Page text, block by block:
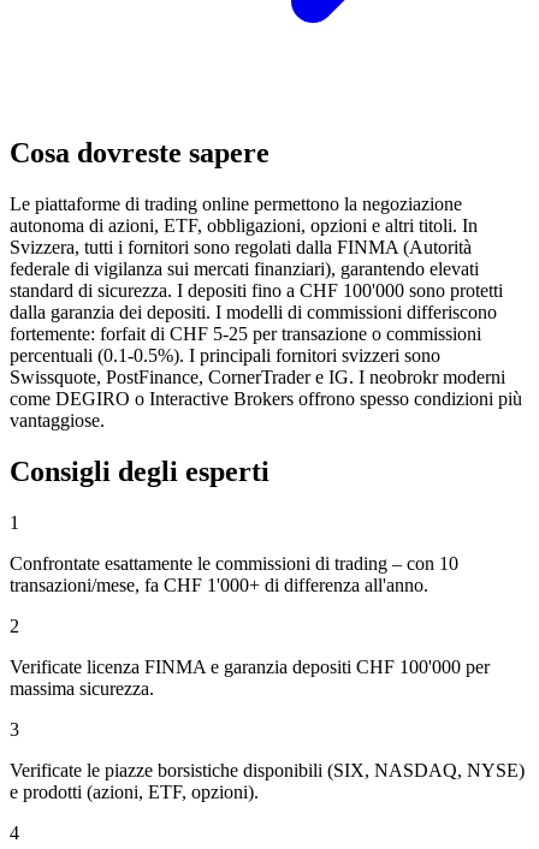
Cosa dovreste sapere
Le piattaforme di trading online permettono la negoziazione
autonoma di azioni, ETF, obbligazioni, opzioni e altri titoli. In
Svizzera, tutti i fornitori sono regolati dalla FINMA (Autorità
federale di vigilanza sui mercati finanziari), garantendo elevati
standard di sicurezza. I depositi fino a CHF 100'000 sono protetti
dalla garanzia dei depositi. I modelli di commissioni differiscono
fortemente: forfait di CHF 5-25 per transazione o commissioni
percentuali (0.1-0.5%). I principali fornitori svizzeri sono
Swissquote, PostFinance, CornerTrader e IG. I neobrokr moderni
come DEGIRO o Interactive Brokers offrono spesso condizioni più
vantaggiose.
Consigli degli esperti
1
Confrontate esattamente le commissioni di trading – con 10
transazioni/mese, fa CHF 1'000+ di differenza all'anno.
2
Verificate licenza FINMA e garanzia depositi CHF 100'000 per
massima sicurezza.
3
Verificate le piazze borsistiche disponibili (SIX, NASDAQ, NYSE)
e prodotti (azioni, ETF, opzioni).
4